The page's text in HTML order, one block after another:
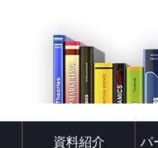
資料紹介 パ